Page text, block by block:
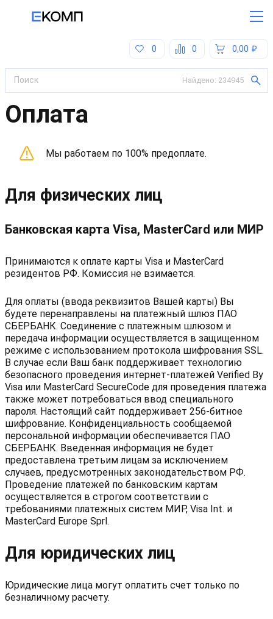
0,00
0
0
Найдено: 234945
Оплата
Мы работаем по 100% предоплате.
Для физических лиц
Банковская карта Visa, MasterCard или МИР
Принимаются к оплате карты Visa и MasterCard
резидентов PФ. Комиссия не взимается.
Для оплаты (ввода реквизитов Вашей карты) Вы
будете перенаправлены на платежный шлюз ПАО
СБЕРБАНК. Соединение с платежным шлюзом и
передача информации осуществляется в защищенном
режиме с использованием протокола шифрования SSL.
В случае если Ваш банк поддерживает технологию
безопасного проведения интернет-платежей Verified By
Visa или MasterCard SecureCode для проведения платежа
также может потребоваться ввод специального
пароля. Настоящий сайт поддерживает 256-битное
шифрование. Конфиденциальность сообщаемой
персональной информации обеспечивается ПАО
СБЕРБАНК. Введенная информация не будет
предоставлена третьим лицам за исключением
случаев, предусмотренных законодательством РФ.
Проведение платежей по банковским картам
осуществляется в строгом соответствии с
требованиями платежных систем МИР, Visa Int. и
MasterCard Europe Sprl.
Для юридических лиц
Юридические лица могут оплатить счет только по
безналичному расчету.